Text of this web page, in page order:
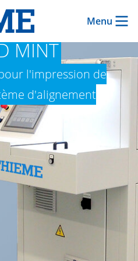
Menu
MINT
l'impression de
d'alignement